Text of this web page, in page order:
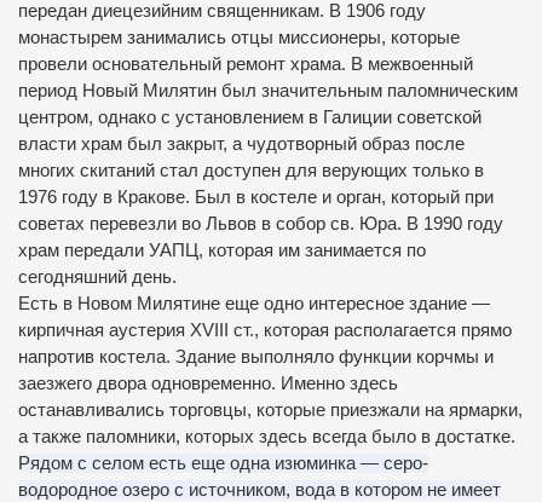
передан диецезийним священникам. В 1906 году
монастырем занимались отцы миссионеры, которые
провели основательный ремонт храма. В межвоенный
период Новый Милятин был значительным паломническим
центром, однако с установлением в Галиции советской
власти храм был закрыт, а чудотворный образ после
многих скитаний стал доступен для верующих только в
1976 году в Кракове. Был в костеле и орган, который при
советах перевезли во Львов в собор св. Юра. В 1990 году
храм передали УАПЦ, которая им занимается по
сегодняшний день.
Есть в Новом Милятине еще одно интересное здание —
кирпичная аустерия ХVIІІ ст., которая располагается прямо
напротив костела. Здание выполняло функции корчмы и
заезжего двора одновременно. Именно здесь
останавливались торговцы, которые приезжали на ярмарки,
а также паломники, которых здесь всегда было в достатке.
Рядом с селом есть еще одна изюминка — серо-
водородное озеро с источником, вода в котором не имеет